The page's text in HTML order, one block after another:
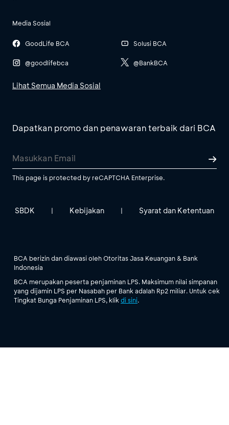
Media Sosial
GoodLife BCA
@goodlifebca
Solusi BCA
@BankBCA
Lihat Semua Media Sosial
Dapatkan promo dan penawaran terbaik dari BCA
This page is protected by reCAPTCHA Enterprise.
SBDK | Kebijakan | Syarat dan Ketentuan
BCA berizin dan diawasi oleh Otoritas Jasa Keuangan & Bank
Indonesia
BCA merupakan peserta penjaminan LPS. Maksimum nilai simpanan
yang dijamin LPS per Nasabah per Bank adalah Rp2 miliar. Untuk cek
Tingkat Bunga Penjaminan LPS, klik di sini.